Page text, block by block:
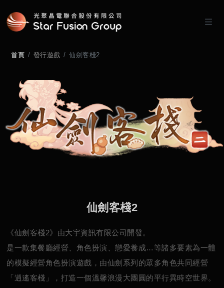
首頁 發行遊戲 仙劍客棧2
仙劍 客棧2
《仙劍客棧2》由大宇資訊有限公司開發。
是一款集餐廳經營、角色扮演、戀愛養成…等諸多要素為一體
的模擬經營角色扮演遊戲，由仙劍系列的眾多角色共同經營
「逍遙客棧」，打造一個溫馨浪漫大團圓的平行異時空世界。